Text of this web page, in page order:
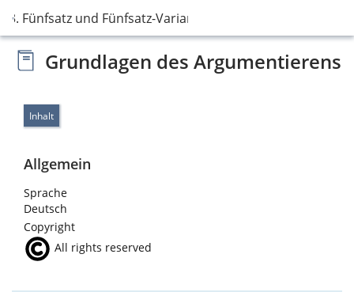
3. Fünfsatz und Fünfsatz-Varianten
Grundlagen des Argumentierens
Inhalt
Allgemein
Sprache
Deutsch
Copyright
All rights reserved